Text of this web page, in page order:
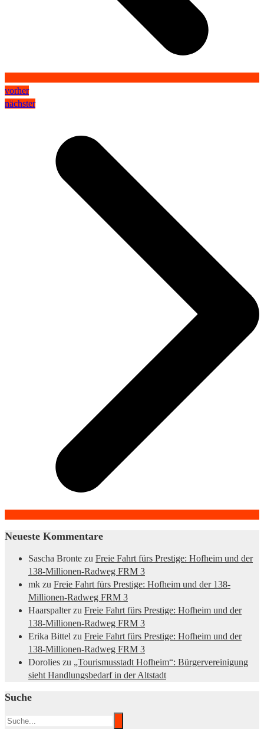
vorher
nächster
Neueste Kommentare
Sascha Bronte zu Freie Fahrt fürs Prestige: Hofheim und der
138-Millionen-Radweg FRM 3
mk zu Freie Fahrt fürs Prestige: Hofheim und der 138-
Millionen-Radweg FRM 3
Haarspalterzu Freie Fahrt fürs Prestige: Hofheim und der
138-Millionen-Radweg FRM 3
Erika Bittel zu Freie Fahrt fürs Prestige: Hofheim und der
138-Millionen-Radweg FRM 3
Dorolies zu „Tourismusstadt Hofheim“: Bürgervereinigung
sieht Handlungsbedarf in der Altstadt
Suche